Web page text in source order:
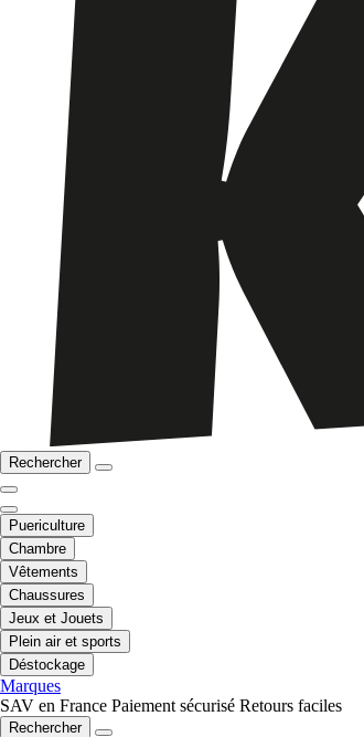
Rechercher
Puericulture
Chambre
Vêtements
Chaussures
Jeux et Jouets
Plein air et sports
Déstockage
Marques
SAV en France Paiement sécurisé Retours faciles
Rechercher